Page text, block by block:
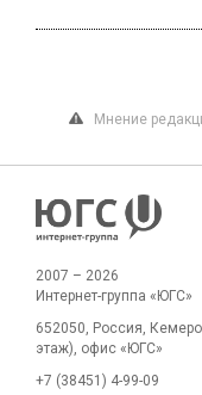
Мнение
2007 – 2026
Интернет-группа «ЮГС»
652050, Россия,
этаж), офис «ЮГС»
+7 (38451) 4-99-09